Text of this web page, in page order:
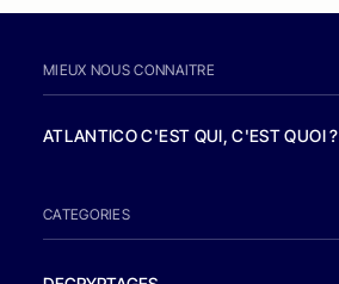
MIEUX NOUS CONNAITRE
ATLANTICO C'EST QUI, C'EST QUOI ?
CATEGORIES